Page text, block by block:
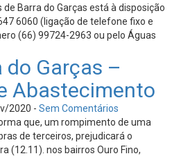
Barra do Garças está à disposição
6060 (ligação de telefone fixo e
(66) 99724-2963 ou pelo Águas
do Garças –
Abastecimento
2020 - Sem Comentários
que, um rompimento de uma
de terceiros, prejudicará o
(12.11). nos bairros Ouro Fino,